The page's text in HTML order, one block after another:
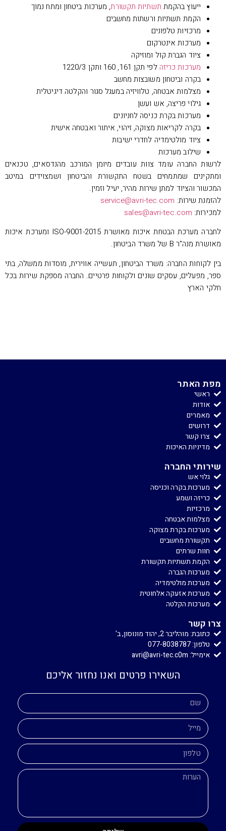
ייעוץ בהקמת תשתיות תקשורת, מערכות ביטחון ומתח נמוך
הקמת תשתיות ורשתות מחשבים
מרכזיות טלפונים
מערכות אינטרקום
ציוד הגברת קול ומוזיקה
מערכות כריזה לפי תקן 161, 160 ותקן 1220/3
בקרה וביטחון משובצות מחשב
מצלמות אבטחה, טלוויזיה במעגל סגור והקלטה דיגיטלית
גילוי פריצה, אש ועשן
מערכות בקרת כניסה לחניונים
בקרה לקריאות מצוקה, זיהוי, איתור ואבטחה אישית
ציוד מולטימדיה לחדרי ישיבות
שילוב מערכות
לרשות החברה עומד צוות עובדים מיומן המורכב מהנדסאים, טכנאים
ומתקינים שמתמחים בשטח התקשורת והביטחון ושמצוידים במיטב
המכשור והציוד למתן שירות מהיר, יעיל וזמין.
להזמנת שירות: service@avri-tec.com
למכירות: sales@avri-tec.com
לחברה מערכת הבטחת איכות מאושרת ISO-9001-2015 ומערכת איכות
מאושרת מנה"ר B של משרד הביטחון.
בין לקוחות החברה: משרד הביטחון, תעשייה אווירית, מוסדות ממשלה, בתי
ספר, מפעלים, עסקים שונים ולקוחות פרטיים. החברה מספקת שירות בכל
חלקי הארץ
מפת האתר
ראשי
אודות
מאמרים
דרושים
צרו קשר
מדיניות האיכות
שירותי החברה
גלוי אש
מערכות בקרה וכניסה
כריזה ושמע
מרכזיות
מצלמות אבטחה
מערכות בקרת מצוקה
תקשורת מחשבים
חוות שרתים
הקמת תשתיות תקשורת
מערכות הגברה
מערכות מולטימדיה
מערכות אזעקה אלחוטית
מערכות הקלטה
צרו קשר
כתובת: מוהליבר 2, יהוד מונוסון, ב'
טלפון: 077-8038787
אימייל: avri@avri-tec.c0m
השאירו פרטים ואנו נחזור אליכם